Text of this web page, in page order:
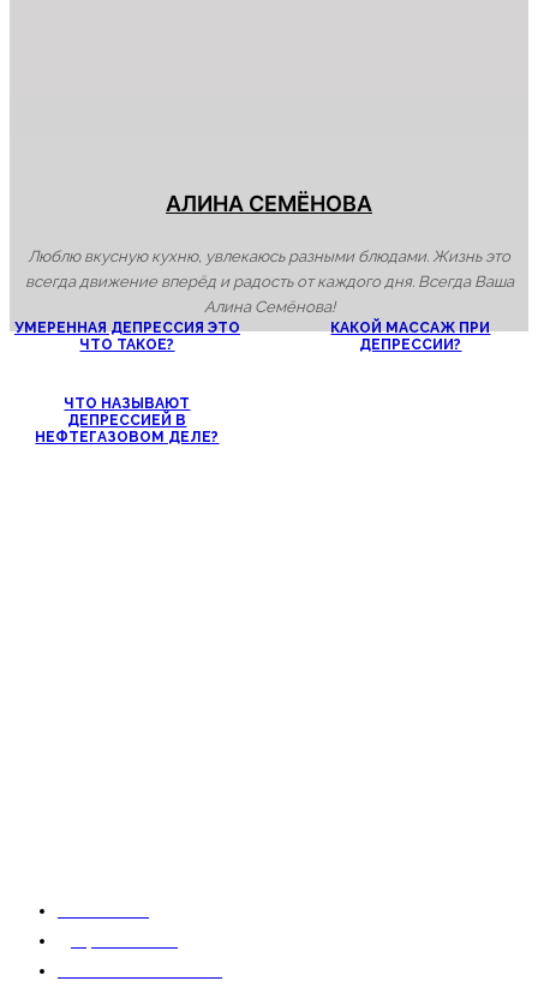
АЛИНА СЕМЁНОВА
Люблю вкусную кухню, увлекаюсь разными блюдами. Жизнь это
всегда движение вперёд и радость от каждого дня. Всегда Ваша
Алина Семёнова!
УМЕРЕННАЯ ДЕПРЕССИЯ ЭТО
ЧТО ТАКОЕ?
КАКОЙ МАССАЖ ПРИ
ДЕПРЕССИИ?
ЧТО НАЗЫВАЮТ
ДЕПРЕССИЕЙ В
НЕФТЕГАЗОВОМ ДЕЛЕ?